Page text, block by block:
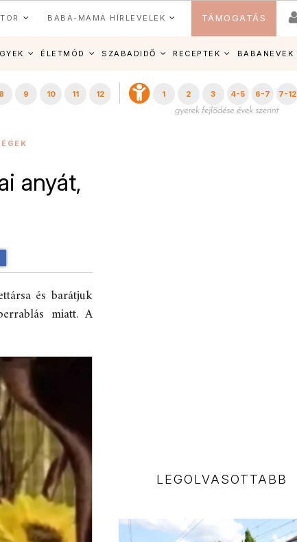
BABA-MAMA HÍRLEVELEK TÁMOGATÁS
ÉLETMÓD SZABADIDŐ RECEPTEK BABANEVEK
8 9 10 11 12 1 2 3 4-5 6-7 7-12
anyát,
és barátjuk
miatt. A
LEGOLVASOTTABB